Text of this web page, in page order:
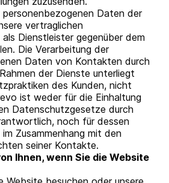
personenbezogenen Daten der
vertraglichen
Dienstleister gegenüber dem
Die Verarbeitung der
Daten von Kontakten durch
der Dienste unterliegt
des Kunden, nicht
ist weder für die Einhaltung
Datenschutzgesetze durch
noch für dessen
Zusammenhang mit den
seiner Kontakte.
Ihnen, wenn Sie die Website